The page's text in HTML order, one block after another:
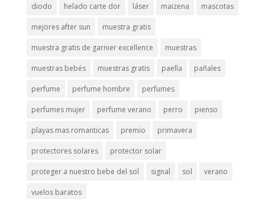
diodo helado carte dor láser maizena mascotas
mejores after sun muestra gratis
muestra gratis de garnier excellence muestras
muestras bebés muestras gratis paella pañales
perfume perfume hombre perfumes
perfumes mujer perfume verano perro pienso
playas mas romanticas premio primavera
protectores solares protector solar
proteger a nuestro bebe del sol signal sol verano
vuelos baratos